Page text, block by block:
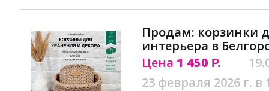
Продам: корзинки
интерьера в
Цена 1 450 Р.
23 февраля 2026 г. в